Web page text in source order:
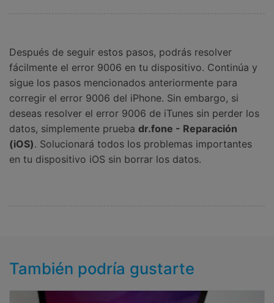
Después de seguir estos pasos, podrás resolver
fácilmente el error 9006 en tu dispositivo. Continúa y
sigue los pasos mencionados anteriormente para
corregir el error 9006 del iPhone. Sin embargo, si
deseas resolver el error 9006 de iTunes sin perder los
datos, simplemente prueba dr.fone - Reparación
(iOS). Solucionará todos los problemas importantes
en tu dispositivo iOS sin borrar los datos.
También podría gustarte